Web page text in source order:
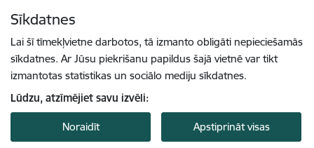
Sīkdatnes
Lai šī tīmekļvietne darbotos, tā izmanto obligāti nepieciešamās
sīkdatnes. Ar Jūsu piekrišanu papildus šajā vietnē var tikt
izmantotas statistikas un sociālo mediju sīkdatnes.
Lūdzu, atzīmējiet savu izvēli:
Noraidīt Apstiprināt visas